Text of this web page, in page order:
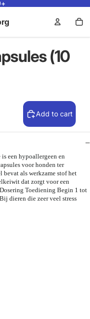
(10
Add to cart
een hypoallergeen en
voor honden ter
als werkzame stof het
dat zorgt voor een
Toediening Begin 1 tot
dieren die zeer veel stress